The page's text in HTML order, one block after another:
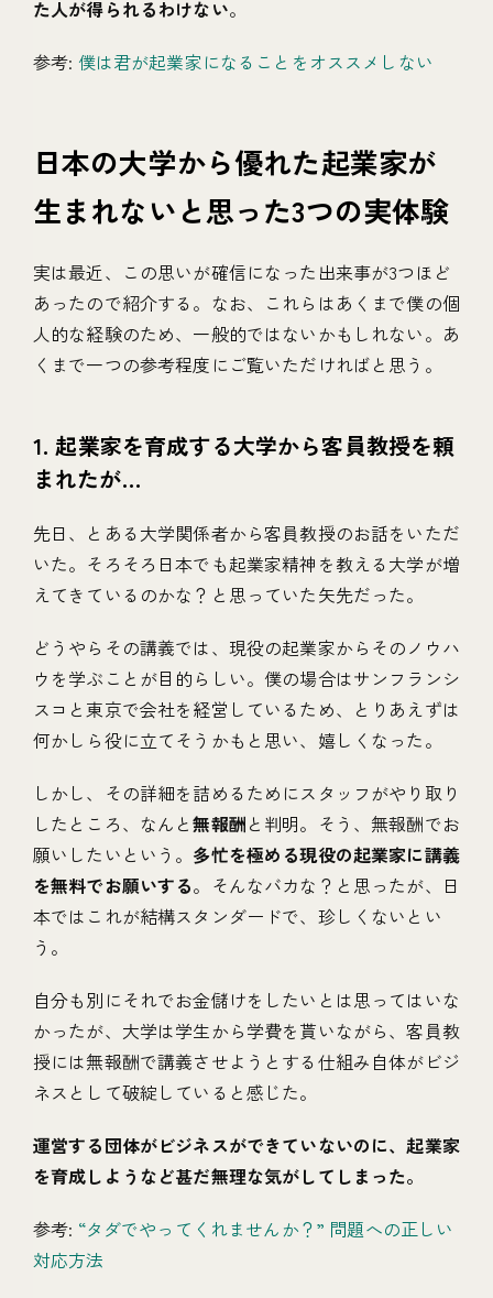
た人が得られるわけない。
参考: 僕は君が起業家になることをオススメしない
日本の大学から優れた起業家が
生まれないと思った3つの実体験
実は最近、この思いが確信になった出来事が3つほど
あったので紹介する。なお、これらはあくまで僕の個
人的な経験のため、一般的ではないかもしれない。あ
くまで一つの参考程度にご覧いただければと思う。
1. 起業家を育成する大学から客員教授を頼
まれたが…
先日、とある大学関係者から客員教授のお話をいただ
いた。そろそろ日本でも起業家精神を教える大学が増
えてきているのかな？と思っていた矢先だった。
どうやらその講義では、現役の起業家からそのノウハ
ウを学ぶことが目的らしい。僕の場合はサンフランシ
スコと東京で会社を経営しているため、とりあえずは
何かしら役に立てそうかもと思い、嬉しくなった。
しかし、その詳細を詰めるためにスタッフがやり取り
したところ、なんと無報酬と判明。そう、無報酬でお
願いしたいという。 多忙を極める現役の起業家に講義
を無料でお願いする。そんなバカな？と思ったが、日
本ではこれが結構スタンダードで、珍しくないとい
う。
自分も別にそれでお金儲けをしたいとは思ってはいな
かったが、大学は学生から学費を貰いながら、客員教
授には無報酬で講義させようとする仕組み自体がビジ
ネスとして破綻していると感じた。
運営する団体がビジネスができていないのに、起業家
を育成しようなど甚だ無理な気がしてしまった。
参考: “タダでやってくれませんか？” 問題への正しい
対応方法